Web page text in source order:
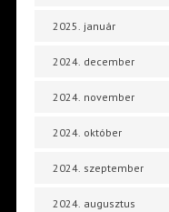
2025. január
2024. december
2024. november
2024. október
2024. szeptember
2024. augusztus